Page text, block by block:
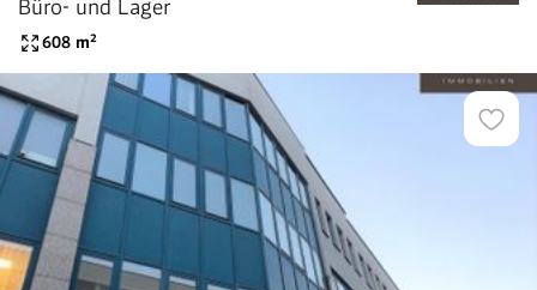
Büro- und Lager
608 m²